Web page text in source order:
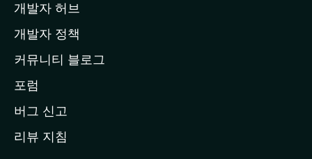
이
지
이
동
개발자 허브
개발자 정책
커뮤니티 블로그
포럼
버그 신고
리뷰 지침